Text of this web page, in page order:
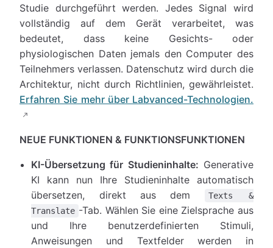
Studie durchgeführt werden. Jedes Signal wird
vollständig auf dem Gerät verarbeitet, was
bedeutet, dass keine Gesichts- oder
physiologischen Daten jemals den Computer des
Teilnehmers verlassen. Datenschutz wird durch die
Architektur, nicht durch Richtlinien, gewährleistet.
Erfahren Sie mehr über Labvanced-Technologien.
NEUE FUNKTIONEN & FUNKTIONSFUNKTIONEN
KI-Übersetzung für Studieninhalte: Generative
KI kann nun Ihre Studieninhalte automatisch
übersetzen, direkt aus dem
Texts &
Translate -Tab. Wählen Sie eine Zielsprache aus
und Ihre benutzerdefinierten Stimuli,
Anweisungen und Textfelder werden in